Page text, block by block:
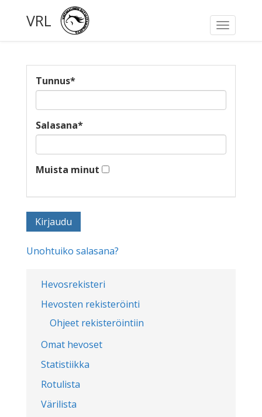
Toggle
VRL
Hevosrekisteri
Hevosten rekisteröinti
Ohjeet rekisteröintiin
Omat hevoset
Statistiikka
Rotulista
Värilista
Tunnus*
Salasana*
Muista minut
Unohtuiko salasana?